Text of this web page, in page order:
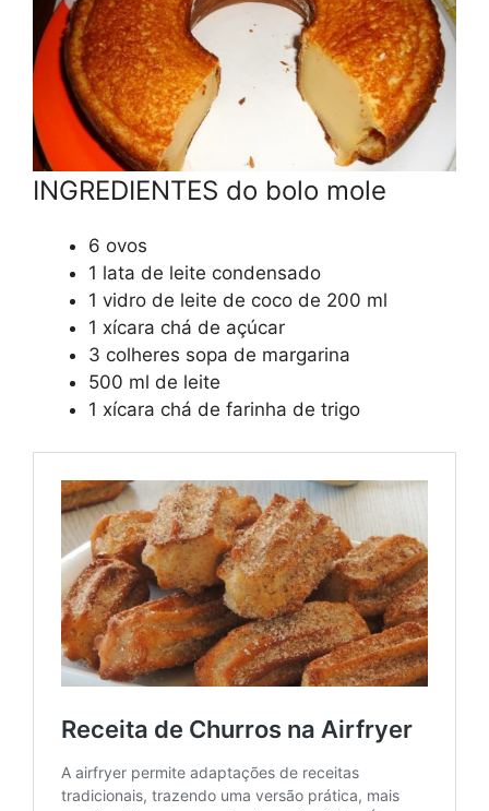
INGREDIENTES do bolo mole
6 ovos
1 lata de leite condensado
1 vidro de leite de coco de 200 ml
1 xícara chá de açúcar
3 colheres sopa de margarina
500 ml de leite
1 xícara chá de farinha de trigo